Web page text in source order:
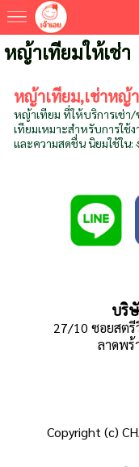
หญ้าเทียมให้เช่า
หญ้าเทียม,เช่าหญ้
หญ้าเทียม ที่ให้บริการเช่า/
เทียมเหมาะสำหรับการใช้
และความสดชื่น นิยมใช้ใน:
บริ
27/10 ซอยสตรี
ลาดพร้
Copyright (c)